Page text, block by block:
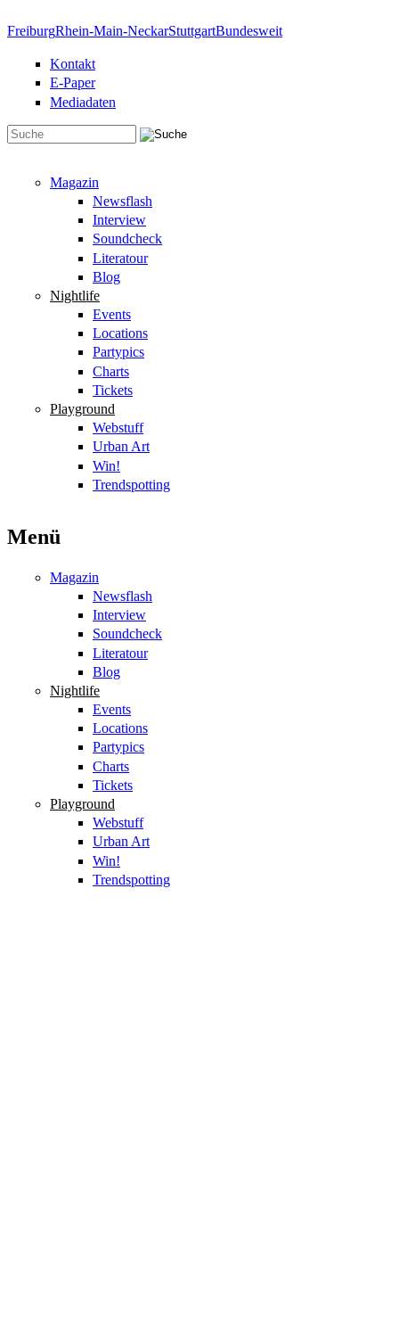
FreiburgRhein-Main-NeckarStuttgartBundesweit
Kontakt
E-Paper
Mediadaten
Magazin
Newsflash
Interview
Soundcheck
Literatour
Blog
Nightlife
Events
Locations
Partypics
Charts
Tickets
Playground
Webstuff
Urban Art
Win!
Trendspotting
Menü
Magazin
Newsflash
Interview
Soundcheck
Literatour
Blog
Nightlife
Events
Locations
Partypics
Charts
Tickets
Playground
Webstuff
Urban Art
Win!
Trendspotting